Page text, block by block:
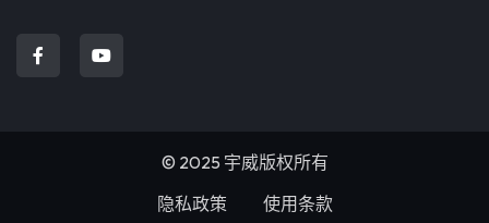
© 2025 宇威版权所有
隐私政策
使用条款